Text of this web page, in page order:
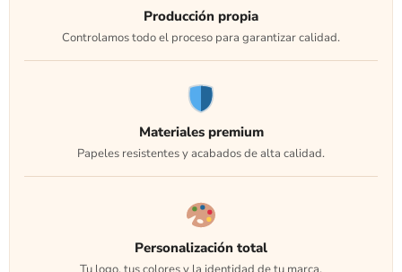
Producción propia
Controlamos todo el proceso para garantizar calidad.
Materiales premium
Papeles resistentes y acabados de alta calidad.
Personalización total